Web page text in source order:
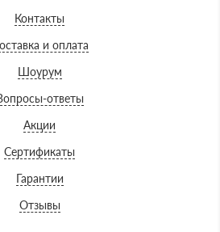
Контакты
и оплата
Шоурум
ответы
Акции
Сертификаты
Гарантии
Отзывы